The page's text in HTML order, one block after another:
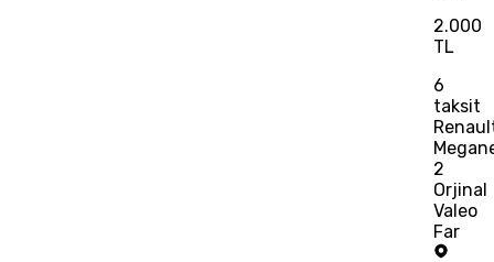
2.000
TL
6
taksit
2
Orjinal
Valeo
Far